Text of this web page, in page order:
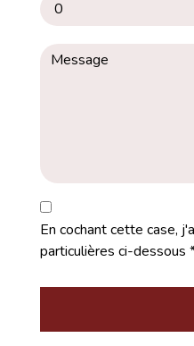
En cochant cette case,
particulières ci-dessous